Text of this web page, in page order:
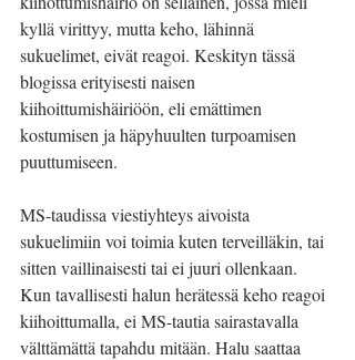
kyllä virittyy, mutta keho, lähinnä
sukuelimet, eivät reagoi. Keskityn tässä
blogissa erityisesti naisen
kiihoittumishäiriöön, eli emättimen
kostumisen ja häpyhuulten turpoamisen
puuttumiseen.
MS-taudissa viestiyhteys aivoista
sukuelimiin voi toimia kuten terveilläkin, tai
sitten vaillinaisesti tai ei juuri ollenkaan.
Kun tavallisesti halun herätessä keho reagoi
kiihoittumalla, ei MS-tautia sairastavalla
välttämättä tapahdu mitään. Halu saattaa